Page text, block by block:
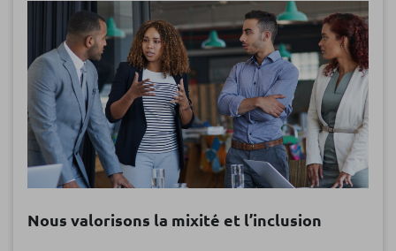
Nous valorisons la mixité et l’inclusion